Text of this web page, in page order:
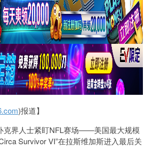
)报道】
克界人士紧盯NFL赛场——美国最大规模
Survivor VI”在拉斯维加斯进入最后关